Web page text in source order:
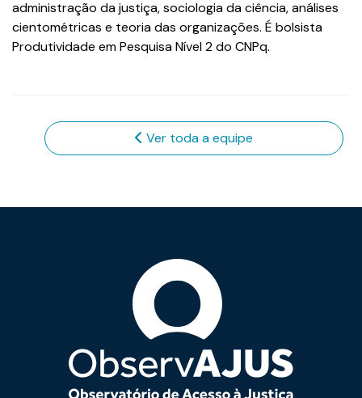
administração da justiça, sociologia da ciência, análises
cientométricas e teoria das organizações. É bolsista
Produtividade em Pesquisa Nível 2 do CNPq.
Ver toda a equipe